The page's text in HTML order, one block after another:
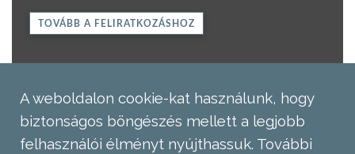
TOVÁBB A FELIRATKOZÁSHOZ
A weboldalon cookie-kat használunk, hogy
biztonságos böngészés mellett a legjobb
felhasználói élményt nyújthassuk. További